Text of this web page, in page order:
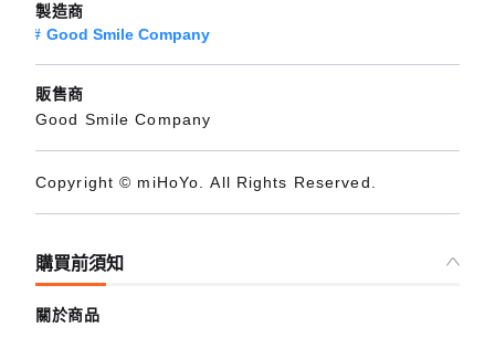
製造商
Good Smile Company
販售商
Good Smile Company
Copyright © miHoYo. All Rights Reserved.
購買前須知
關於商品